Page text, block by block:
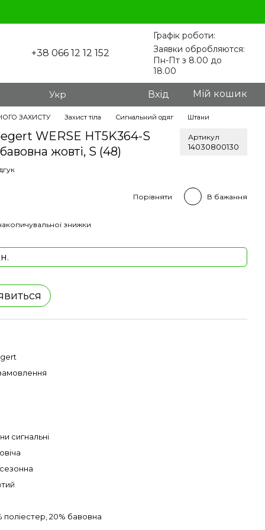
+38 066 12 12 152
Графік роботи:
Заявки обробляются:
Пн-Пт з 8.00 до
18.00
Укр Вхід Мій кошик
ЗАХИСТУ Захист тіла Сигнальний одяг Штани
WERSE HT5K364-S
жовті, S (48)
Артикул
14030800130
Порівняти В бажання
знижки
сигнальні
поліестер, 20% бавовна